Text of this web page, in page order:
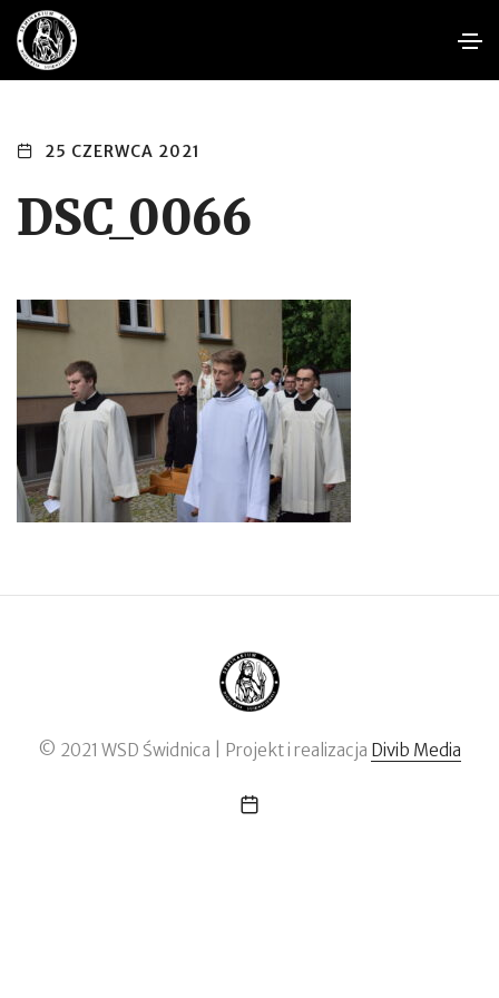
25 CZERWCA 2021
DSC_0066
© 2021 WSD Świdnica | Projekt i realizacja Divib Media